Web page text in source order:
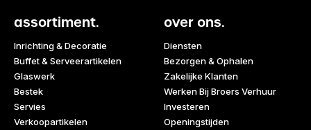
assortiment.
Inrichting & Decoratie
Buffet & Serveerartikelen
Glaswerk
Bestek
Servies
Verkoopartikelen
over ons.
Diensten
Bezorgen & Ophalen
Zakelijke Klanten
Werken Bij Broers Verhuur
Investeren
Openingstijden